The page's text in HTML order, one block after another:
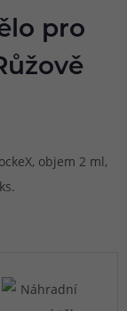
pro
objem 2 ml,